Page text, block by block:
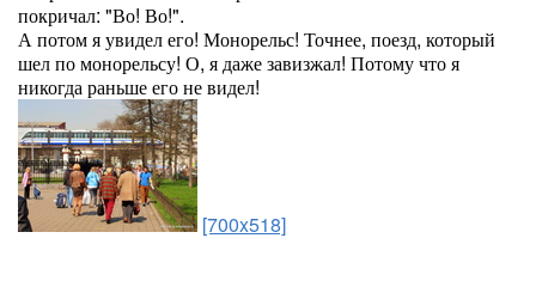
покричал: "Во! Во!".
А потом я увидел его! Монорельс! Точнее, поезд, который
шел по монорельсу! О, я даже завизжал! Потому что я
никогда раньше его не видел!
[700x518]